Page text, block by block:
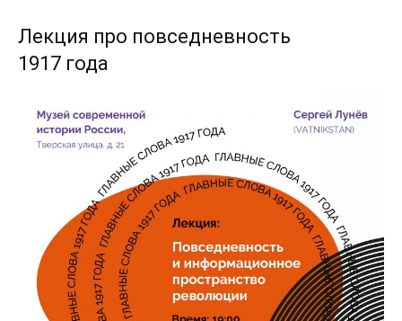
Лекция про повседневность
1917 года